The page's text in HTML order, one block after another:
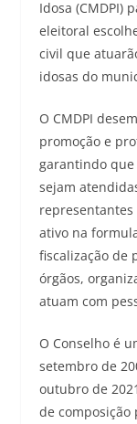
Idosa (CMDPI)
eleitoral
civil que
idosas do
O CMDPI
promoção e
garantindo que
sejam
ativo na
fiscalização de
órgãos,
atuam com
O Conselho é
setembro de
outubro de
de composição